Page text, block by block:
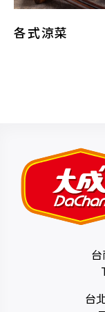
各式涼菜
台